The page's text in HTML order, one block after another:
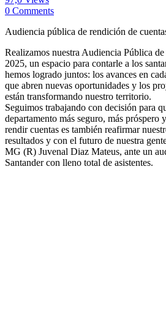
0 Comments
Audiencia pública de rendición de
Realizamos nuestra Audiencia Pública
2025, un espacio para contarle a los
hemos logrado juntos: los avances en
que abren nuevas oportunidades y los
están transformando nuestro territorio.
Seguimos trabajando con decisión para
departamento más seguro, más próspero
rendir cuentas es también reafirmar
resultados y con el futuro de nuestra
MG (R) Juvenal Diaz Mateus, ante un
Santander con lleno total de asistentes.